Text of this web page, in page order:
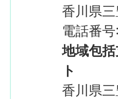
香川県
電話番
地域包
ト
香川県